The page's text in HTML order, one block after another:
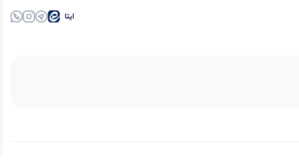
ایتاتلــگرام
اینستاگرامواتساپ